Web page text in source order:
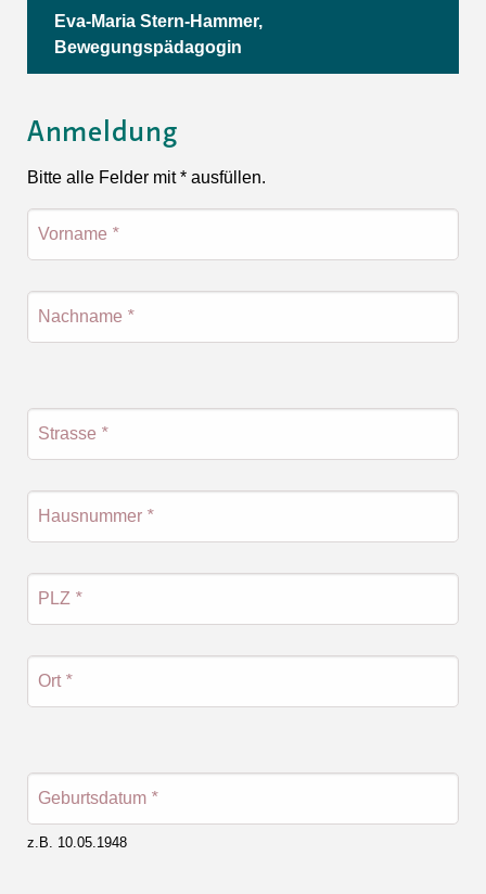
Eva-Maria Stern-Hammer,
Bewegungspädagogin
Anmeldung
Bitte alle Felder mit * ausfüllen.
Vorname *
Nachname *
Strasse *
Hausnummer *
PLZ *
Ort *
Geburtsdatum *
z.B. 10.05.1948